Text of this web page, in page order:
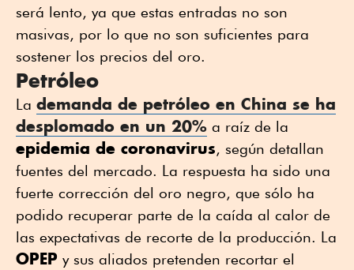
será lento, ya que estas entradas no son
masivas, por lo que no son suficientes para
sostener los precios del oro.
Petróleo
La demanda de petróleo en China se ha
desplomado en un 20% a raíz de la
epidemia de coronavirus, según detallan
fuentes del mercado. La respuesta ha sido una
fuerte corrección del oro negro, que sólo ha
podido recuperar parte de la caída al calor de
las expectativas de recorte de la producción. La
OPEP y sus aliados pretenden recortar el